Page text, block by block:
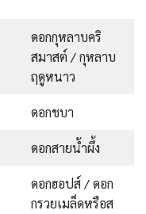
ดอกกุหลาบคริ
สมาสต์ / กุหลาบ
ฤดูหนาว
ดอกชบา
ดอกสายน้ำผึ้ง
ดอกฮอปส์ / ดอก
กรวยเมล็ดหรือส